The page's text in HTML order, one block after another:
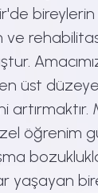
ve
üst
artırmaktır.
öğrenim
yaşayan